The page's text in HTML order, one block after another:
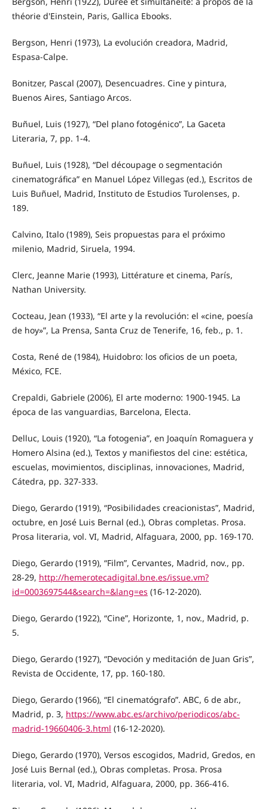
théorie d'Einstein, Paris, Gallica Ebooks.
Bergson, Henri (1973), La evolución creadora, Madrid,
Espasa-Calpe.
Bonitzer, Pascal (2007), Desencuadres. Cine y pintura,
Buenos Aires, Santiago Arcos.
Buñuel, Luis (1927), “Del plano fotogénico”, La Gaceta
Literaria, 7, pp. 1-4.
Buñuel, Luis (1928), “Del découpage o segmentación
cinematográfica” en Manuel López Villegas (ed.), Escritos de
Luis Buñuel, Madrid, Instituto de Estudios Turolenses, p.
189.
Calvino, Italo (1989), Seis propuestas para el próximo
milenio, Madrid, Siruela, 1994.
Clerc, Jeanne Marie (1993), Littérature et cinema, París,
Nathan University.
Cocteau, Jean (1933), “El arte y la revolución: el «cine, poesía
de hoy»”, La Prensa, Santa Cruz de Tenerife, 16, feb., p. 1.
Costa, René de (1984), Huidobro: los oficios de un poeta,
México, FCE.
Crepaldi, Gabriele (2006), El arte moderno: 1900-1945. La
época de las vanguardias, Barcelona, Electa.
Delluc, Louis (1920), “La fotogenia”, en Joaquín Romaguera y
Homero Alsina (ed.), Textos y manifiestos del cine: estética,
escuelas, movimientos, disciplinas, innovaciones, Madrid,
Cátedra, pp. 327-333.
Diego, Gerardo (1919), “Posibilidades creacionistas”, Madrid,
octubre, en José Luis Bernal (ed.), Obras completas. Prosa.
Prosa literaria, vol. VI, Madrid, Alfaguara, 2000, pp. 169-170.
Diego, Gerardo (1919), “Film”, Cervantes, Madrid, nov., pp.
28-29, http://hemerotecadigital.bne.es/issue.vm?
id=0003697544&search=&lang=es (16-12-2020).
Diego, Gerardo (1922), “Cine”, Horizonte, 1, nov., Madrid, p.
5.
Diego, Gerardo (1927), “Devoción y meditación de Juan Gris”,
Revista de Occidente, 17, pp. 160-180.
Diego, Gerardo (1966), “El cinematógrafo”. ABC, 6 de abr.,
Madrid, p. 3, https://www.abc.es/archivo/periodicos/abc-
madrid-19660406-3.html (16-12-2020).
Diego, Gerardo (1970), Versos escogidos, Madrid, Gredos, en
José Luis Bernal (ed.), Obras completas. Prosa. Prosa
literaria, vol. VI, Madrid, Alfaguara, 2000, pp. 366-416.